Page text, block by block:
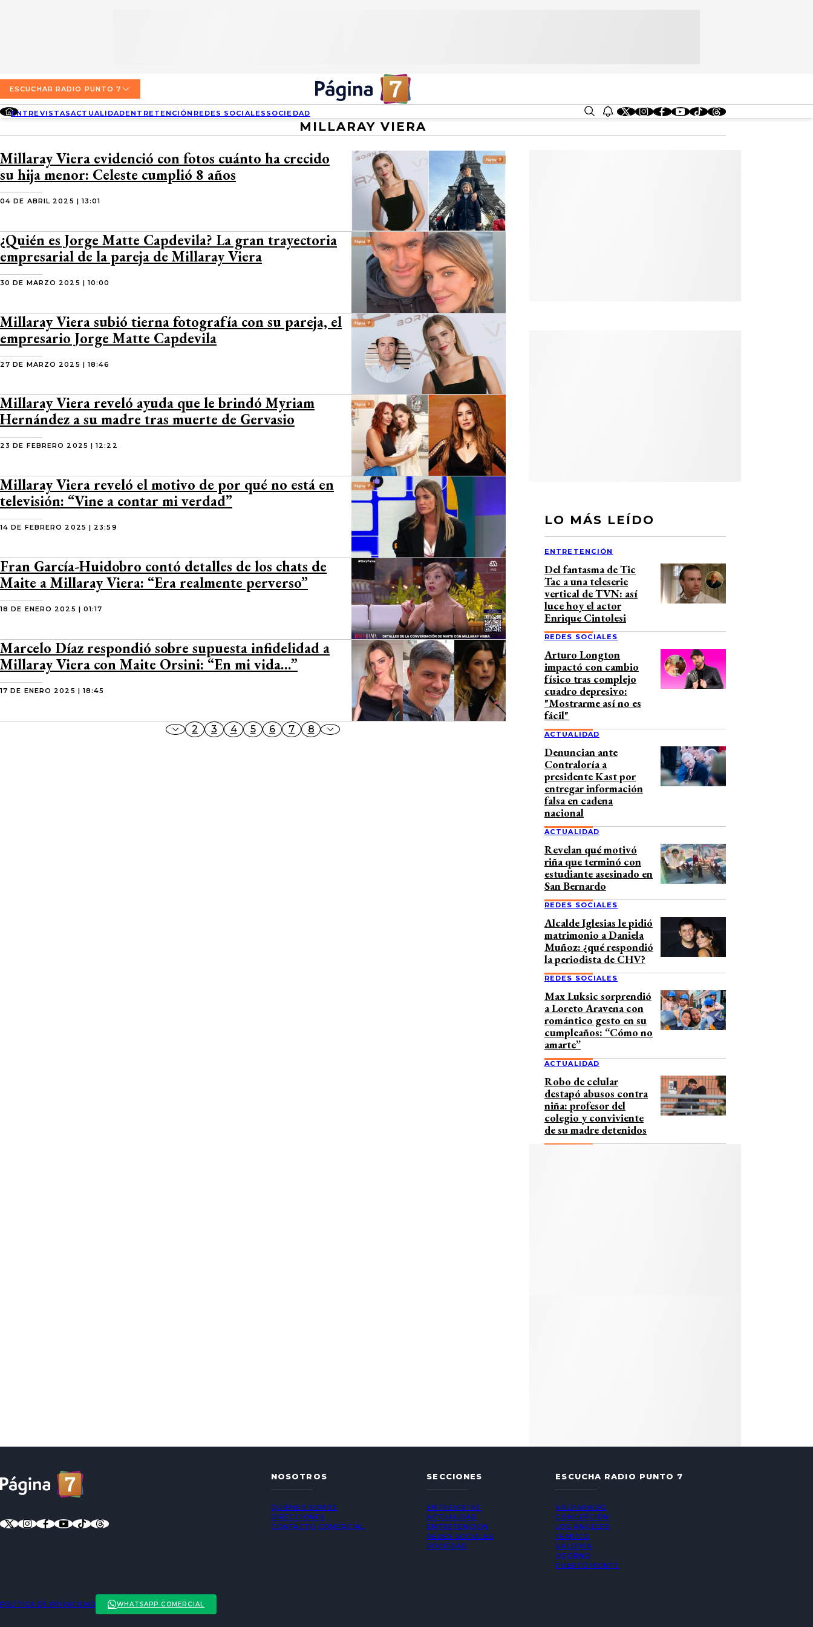
ACTUALIDAD
ENTRETENCIÓN
SOCIEDAD
CONCEPCIÓN
TEMUCO
VALDIVIA
PUERTO MONTT
QUIÉNES SOMOS
DIRECCIONES
CONTACTO COMERCIAL
TARIFAS POLÍTICAS PÁGINA 7
TARIFAS POLÍTICAS RADIO PUNTO 7
POLÍTICA DE PRIVACIDAD
ESCUCHAR RADIO PUNTO 7
ENTREVISTASACTUALIDADENTRETENCIÓN REDES SOCIALES SOCIEDAD
MILLARAY VIERA
Millaray Viera evidenció con fotos cuánto ha crecido
su hija menor: Celeste cumplió 8 años
04 DE ABRIL 2025 | 13:01
¿Quién es Jorge Matte Capdevila? La gran trayectoria
empresarial de la pareja de Millaray Viera
30 DE MARZO 2025 | 10:00
Millaray Viera subió tierna fotografía con su pareja, el
empresario Jorge Matte Capdevila
27 DE MARZO 2025 | 18:46
Millaray Viera reveló ayuda que le brindó Myriam
Hernández a su madre tras muerte de Gervasio
23 DE FEBRERO 2025 | 12:22
Millaray Viera reveló el motivo de por qué no está en
televisión: “Vine a contar mi verdad”
14 DE FEBRERO 2025 | 23:59
Fran García-Huidobro contó detalles de los chats de
Maite a Millaray Viera: “Era realmente perverso”
18 DE ENERO 2025 | 01:17
Marcelo Díaz respondió sobre supuesta infidelidad a
Millaray Viera con Maite Orsini: “En mi vida…”
17 DE ENERO 2025 | 18:45
2 3 4 5 6 7 8
LO MÁS LEÍDO
ENTRETENCIÓN
Del fantasma de Tic
Tac a una teleserie
vertical de TVN: así
luce hoy el actor
Enrique Cintolesi
REDES SOCIALES
Arturo Longton
impactó con cambio
físico tras complejo
cuadro depresivo:
"Mostrarme así no es
fácil"
ACTUALIDAD
Denuncian ante
Contraloría a
presidente Kast por
entregar información
falsa en cadena
nacional
ACTUALIDAD
Revelan qué motivó
riña que terminó con
estudiante asesinado en
San Bernardo
REDES SOCIALES
Alcalde Iglesias le pidió
matrimonio a Daniela
Muñoz: ¿qué respondió
la periodista de CHV?
REDES SOCIALES
Max Luksic sorprendió
a Loreto Aravena con
romántico gesto en su
cumpleaños: “Cómo no
amarte”
ACTUALIDAD
Robo de celular
destapó abusos contra
niña: profesor del
colegio y conviviente
de su madre detenidos
NOSOTROS
QUIÉNES SOMOS
DIRECCIONES
CONTACTO COMERCIAL
SECCIONES
ENTREVISTAS
ACTUALIDAD
ENTRETENCIÓN
REDES SOCIALES
SOCIEDAD
ESCUCHA RADIO PUNTO 7
VALPARAÍSO
CONCEPCIÓN
LOS ÁNGELES
TEMUCO
VALDIVIA
OSORNO
PUERTO MONTT
POLÍTICA DE PRIVACIDAD WHATSAPP COMERCIAL